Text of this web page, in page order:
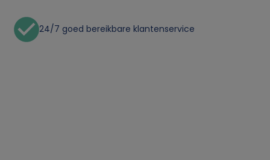
24/7 goed bereikbare klantenservice
e
r